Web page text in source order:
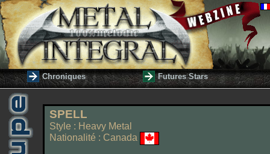
Chroniques Futures Stars
SPELL
Style : Heavy Metal
Nationalité : Canada